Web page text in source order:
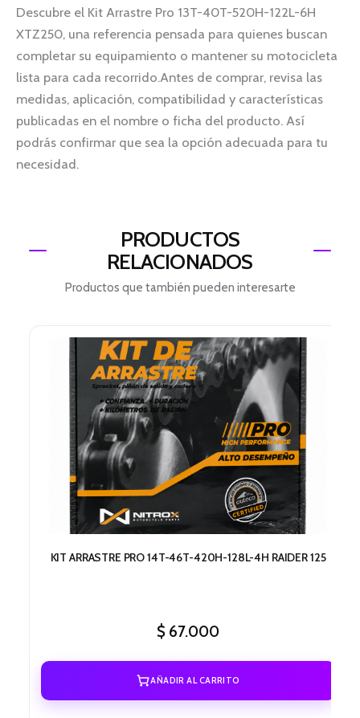
Descubre el Kit Arrastre Pro 13T-40T-520H-122L-6H
XTZ250, una referencia pensada para quienes buscan
completar su equipamiento o mantener su motocicleta
lista para cada recorrido.Antes de comprar, revisa las
medidas, aplicación, compatibilidad y características
publicadas en el nombre o ficha del producto. Así
podrás confirmar que sea la opción adecuada para tu
necesidad.
PRODUCTOS
RELACIONADOS
Productos que también pueden interesarte
KIT ARRASTRE PRO 14T-46T-420H-128L-4H RAIDER 125
$ 67.000
AÑADIR AL CARRITO